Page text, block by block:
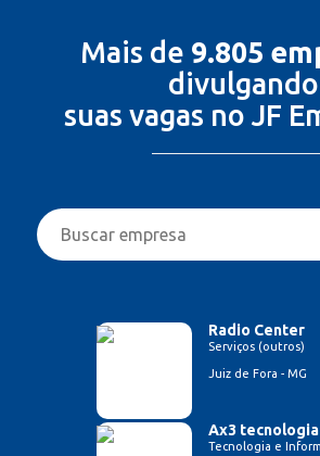
Mais de 9.805
divulgando
suas vagas no JF
Radio Center
Serviços (outros)
Juiz de Fora - MG
Ax3 tecnologia
Tecnologia e